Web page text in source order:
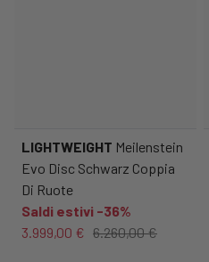
LIGHTWEIGHT Meilenstein
Evo Disc Schwarz Coppia
Di Ruote
Saldi estivi -36%
3.999,00 € 6.260,00 €